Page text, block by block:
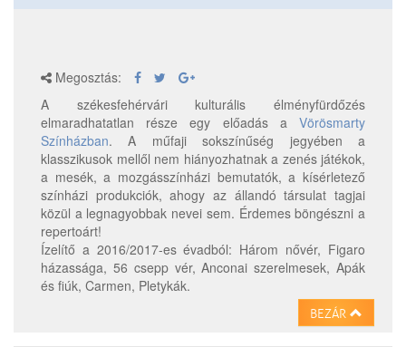
Megosztás:
A székesfehérvári kulturális élményfürdőzés
elmaradhatatlan része egy előadás a Vörösmarty
Színházban. A műfaji sokszínűség jegyében a
klasszikusok mellől nem hiányozhatnak a zenés játékok,
a mesék, a mozgásszínházi bemutatók, a kísérletező
színházi produkciók, ahogy az állandó társulat tagjai
közül a legnagyobbak nevei sem. Érdemes böngészni a
repertoárt!
Ízelítő a 2016/2017-es évadból: Három nővér, Figaro
házassága, 56 csepp vér, Anconai szerelmesek, Apák
és fiúk, Carmen, Pletykák.
BEZÁR